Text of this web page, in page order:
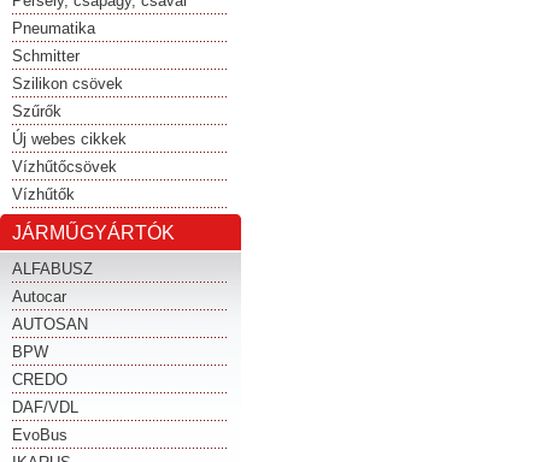
Pneumatika
Schmitter
Szilikon csövek
Szűrők
Új webes cikkek
Vízhűtőcsövek
Vízhűtők
JÁRMŰGYÁRTÓK
ALFABUSZ
Autocar
AUTOSAN
BPW
CREDO
DAF/VDL
EvoBus